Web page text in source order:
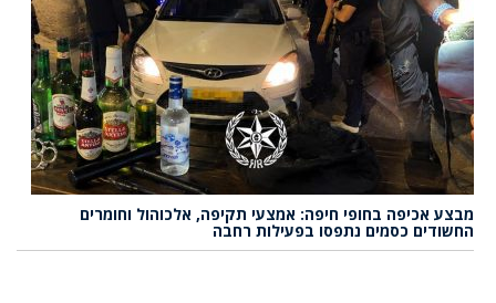
מבצע אכיפה בחופי חיפה: אמצעי תקיפה, אלכוהול וחומרים
החשודים כסמים נתפסו בפעילות רחבה